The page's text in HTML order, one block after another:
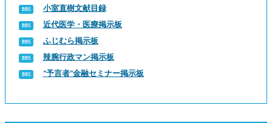
小室直樹文献目録
近代医学・医療掲示板
ふじむら掲示板
辣腕行政マン掲示板
“予言者”金融セミナー掲示板